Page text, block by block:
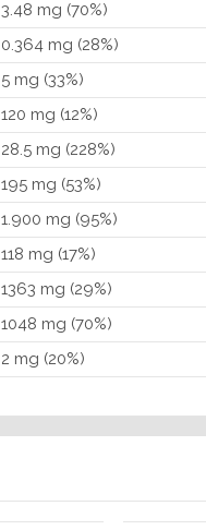
3.48 mg (70%)
0.364 mg (28%)
5 mg (33%)
120 mg (12%)
28.5 mg (228%)
195 mg (53%)
1.900 mg (95%)
118 mg (17%)
1363 mg (29%)
1048 mg (70%)
2 mg (20%)